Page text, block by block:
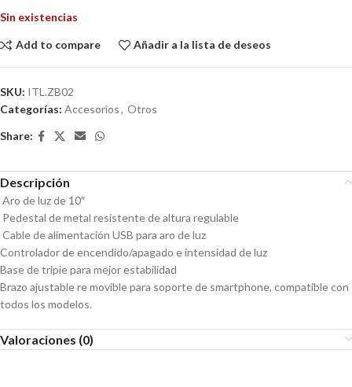
Sin existencias
Add to compare Añadir a la lista de deseos
SKU: ITL.ZB02
Categorías: Accesorios, Otros
Share:
Descripción
Aro de luz de 10″
Pedestal de metal resistente de altura regulable
Cable de alimentación USB para aro de luz
Controlador de encendido/apagado e intensidad de luz
Base de tripie para mejor estabilidad
Brazo ajustable re movible para soporte de smartphone, compatible con
todos los modelos.
Valoraciones (0)